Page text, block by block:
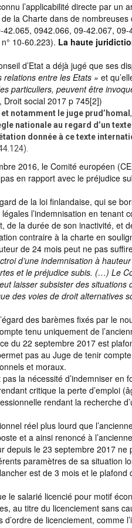
l’applicabilité directe par
la Charte dans de
0942.066, 09-42.067,
10-60.223). La haute
d’Etat a déjà jugé que ses
entre les Etats » et
particuliers, peuvent être
Droit social 2017 p 745[2])
notamment le juge prud’homal ,
nationale au regard d’un
donnée à ce texte
2016, le Comité européen
en rapport avec le préjudice
de la loi finlandaise, qui se
l’indemnisation en tenant
de la durée de son inactivité, et
contraire à la charte en
de 24 mois peut ne pas
d’une indemnisation à
et le préjudice subis. (…) Le
laisser subsister des
des voies de droit alternatives
des barèmes fixés par le
tenu uniquement de
du 22 septembre 2017 est
pas au Juge de tenir
et moraux.
la nécessité d’indemniser en
critique la perte d’emploi
rendant la recherche
réel plus lourd que
et a ainsi renoncé à
depuis le 23 septembre 2017
paramètres de sa situation
est de 3 mois et le
le salarié licencié pour motif
au titre du licenciement sans
de licenciement, comme